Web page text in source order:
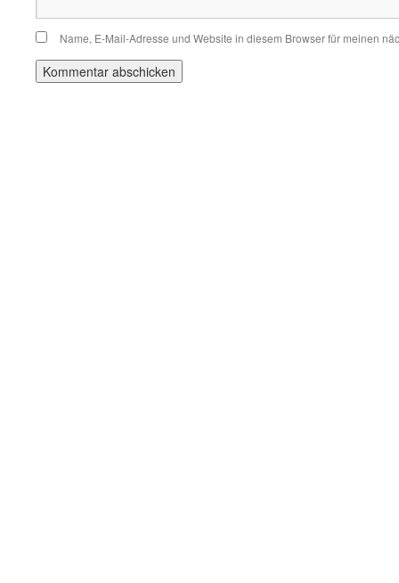
Name, E-Mail-Adresse und Website in diesem Browser für meinen